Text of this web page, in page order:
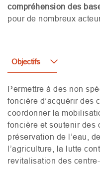
compréhension des
pour de nombreux
Objectifs
Permettre à des non
foncière d’acquérir des
coordonner la
foncière et soutenir des
préservation de l’eau,
l’agriculture, la lutte
revitalisation des